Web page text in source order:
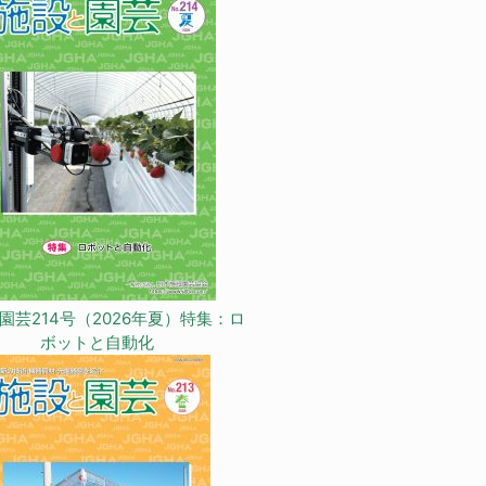
芸214号（2026年夏）特集：ロ
ボットと自動化